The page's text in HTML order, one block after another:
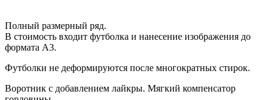
Полный размерный ряд.
В стоимость входит футболка и нанесение изображения до
формата А3.
Футболки не деформируются после многократных стирок.
Воротник с добавлением лайкры. Мягкий компенсатор